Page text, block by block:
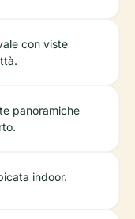
con viste
panoramiche
indoor.